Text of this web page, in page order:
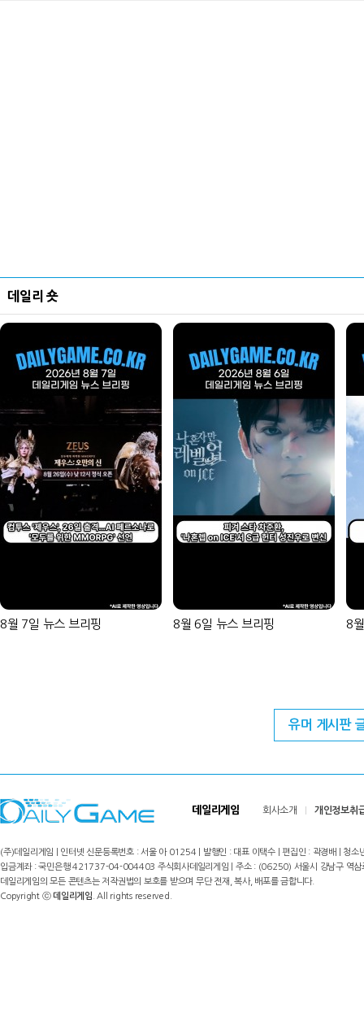
데일리 숏
8월 7일 뉴스 브리핑 8월 6일 뉴스 브리핑 8
유머 게시판
데일리게임 회사소개 개인정보취
(주)데일리게임 | 인터넷 신문등록번호 : 서울 아 01254 | 발행인 : 대표 이택수 | 편집인 : 곽경배 |
입금계좌 : 국민은행 421737-04-004403 주식회사데일리게임 | 주소 : (06250) 서울시 강남구
데일리게임의 모든 콘텐츠는 저작권법의 보호를 받으며 무단 전재, 복사, 배포를 금합니다.
Copyright ⓒ데일리게임 . All rights reserved.